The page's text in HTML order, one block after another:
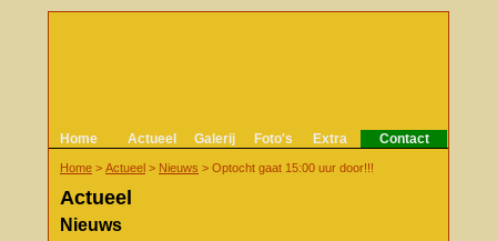
Home Actueel Galerij Foto's Extra Contact
Home > Actueel > Nieuws > Optocht gaat 15:00 uur door!!!
Actueel
Nieuws